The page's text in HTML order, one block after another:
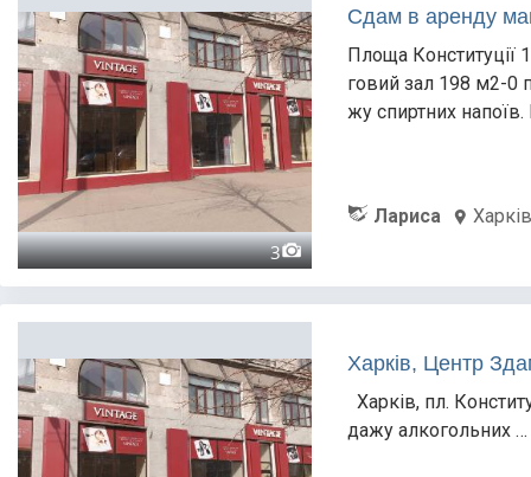
3
Сдам в аренду
Площа Конституції
говий зал 198 м2-0
жу спиртних
Лариса Харків
Харків, Центр
Харків, пл.
дажу алкогольних …